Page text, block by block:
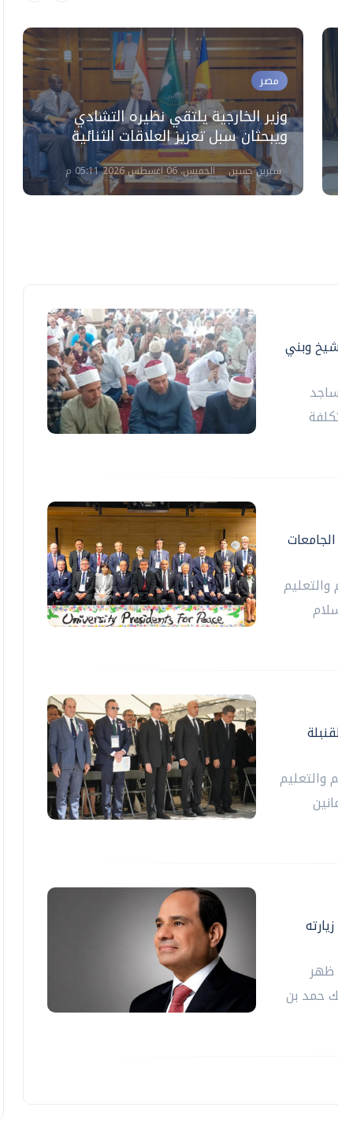
مصر
وزير الخارجية يلتقي نظيره التشادي
ويبحثان سبل تعزيز العلاقات الثنائية
شيرين حسين الخميس، 06 اغسطس 2026 05:11 م
الشيخ وبني
لإلقاء القنبلة
والتعليم
ظهر
حمد بن